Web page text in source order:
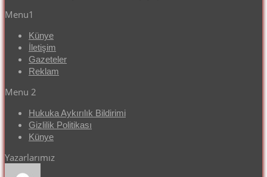
Menu1
Künye
İletişim
Gazeteler
Reklam
Menu 2
Hukuka Aykırılık Bildirimi
Gizlilik Politikası
Künye
Yazarlarımız